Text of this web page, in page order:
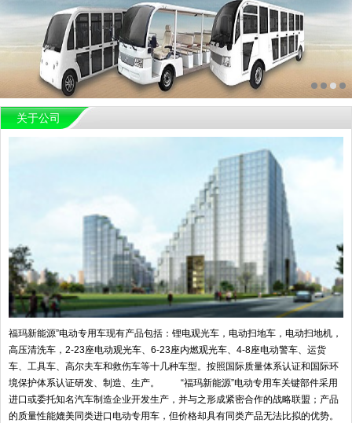
关于公司
福玛新能源”电动专用车现有产品包括：锂电观光车，电动扫地车，电动扫地机，
高压清洗车，2-23座电动观光车、6-23座内燃观光车、4-8座电动警车、运货
车、工具车、高尔夫车和救伤车等十几种车型。按照国际质量体系认证和国际环
境保护体系认证研发、制造、生产。 “福玛新能源”电动专用车关键部件采用
进口或委托知名汽车制造企业开发生产，并与之形成紧密合作的战略联盟；产品
的质量性能媲美同类进口电动专用车，但价格却具有同类产品无法比拟的优势。